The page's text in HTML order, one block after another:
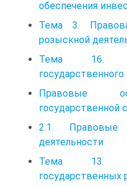
обеспечения
Тема 3.
розыскной
Тема 16.
Правовые
государственной
2.1. Правовые
деятельности
Тема 13.
государственных